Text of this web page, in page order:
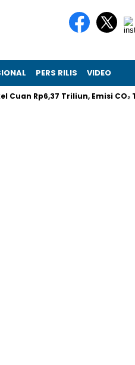
PERS RILIS VIDEO
Triliun, Emisi CO₂ Turun